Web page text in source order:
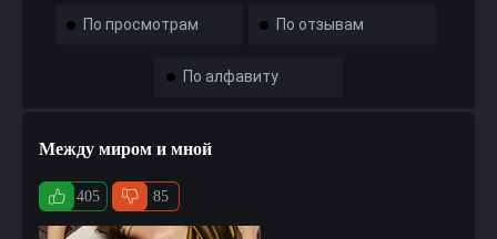
По просмотрам По отзывам
По алфавиту
Между миром и мной
405 85